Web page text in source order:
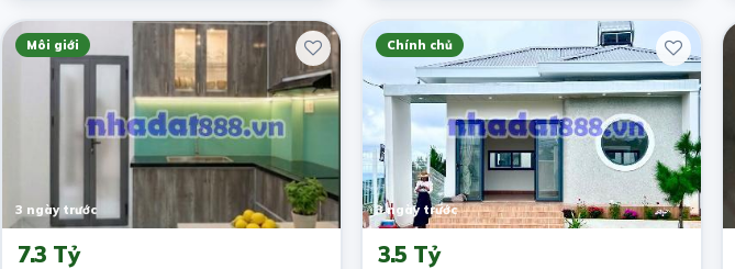
Môi giới
3 ngày trước
7.3 Tỷ
Chính chủ
3 ngày trước
3.5 Tỷ